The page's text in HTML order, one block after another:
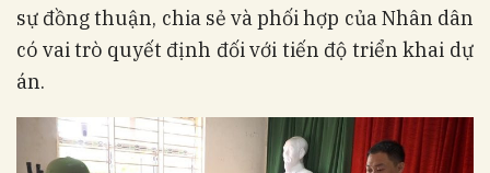
sự đồng thuận, chia sẻ và phối hợp của Nhân dân
có vai trò quyết định đối với tiến độ triển khai dự
án.